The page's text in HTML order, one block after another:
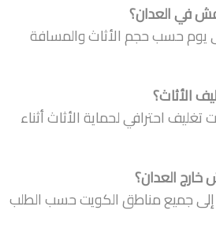
حسب حجم الأثاث والمسافة
احترافي لحماية الأثاث أثناء
جميع مناطق الكويت حسب الطلب